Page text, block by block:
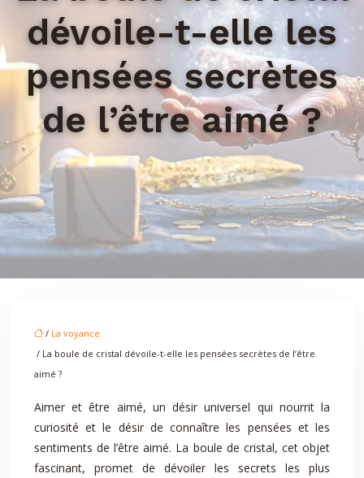
dévoile-t-elle les
pensées secrètes
de l’être aimé ?
/ La voyance
/ La boule de cristal dévoile-t-elle les pensées secrètes de l’être
aimé ?
Aimer et être aimé, un désir universel qui nourrit la
curiosité et le désir de connaître les pensées et les
sentiments de l’être aimé. La boule de cristal, cet objet
fascinant, promet de dévoiler les secrets les plus